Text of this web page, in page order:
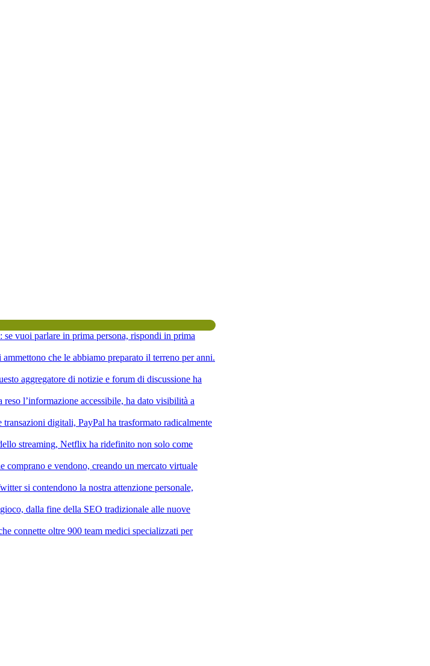
vuoi parlare in prima persona, rispondi in prima
che le abbiamo preparato il terreno per anni.
aggregatore di notizie e forum di discussione ha
l’informazione accessibile, ha dato visibilità a
digitali, PayPal ha trasformato radicalmente
streaming, Netflix ha ridefinito non solo come
comprano e vendono, creando un mercato virtuale
si contendono la nostra attenzione personale,
dalla fine della SEO tradizionale alle nuove
connette oltre 900 team medici specializzati per